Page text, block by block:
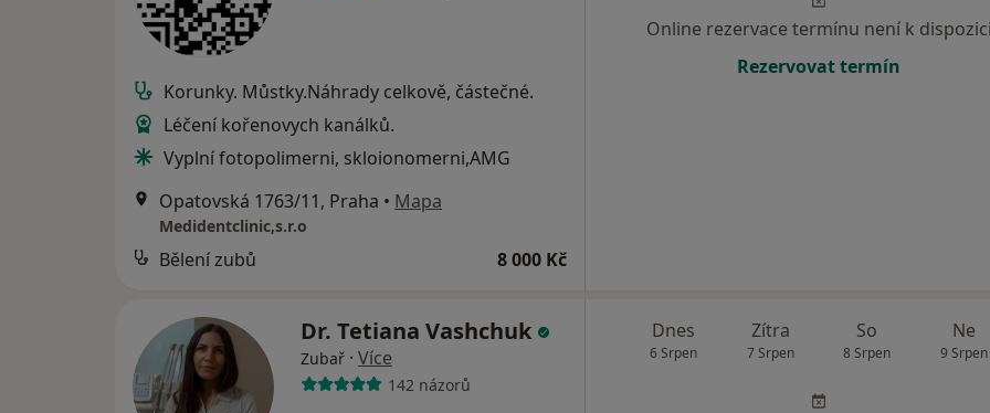
Korunky. Můstky.Náhrady celkově, částečné.
Léčení kořenovych kanálků.
Vyplní fotopolimerni, skloionomerni,AMG
Opatovská 1763/11, Praha • Mapa
Medidentclinic,s.r.o
Bělení zubů 8 000 Kč
Online rezervace termínu není k dispozici
Rezervovat termín
Dr. Tetiana Vashchuk
Zubař · Více
142 názorů
Dnes
6 Srpen
Zítra
7 Srpen
So
8 Srpen
Ne
9 Srpen